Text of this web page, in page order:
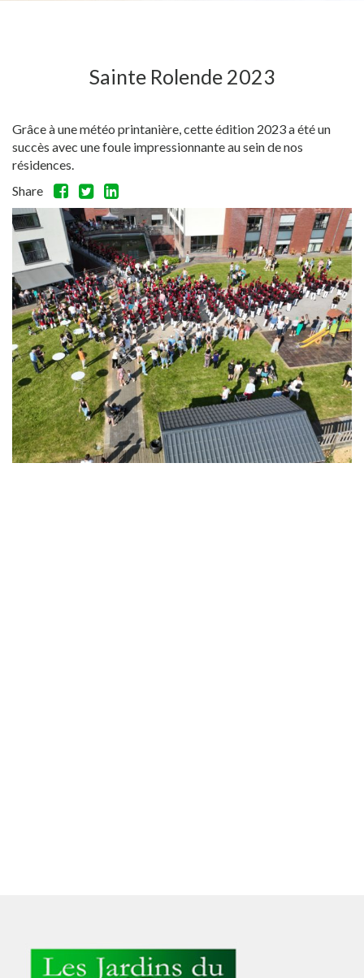
Sainte Rolende 2023
Grâce à une météo printanière, cette édition 2023 a été un
succès avec une foule impressionnante au sein de nos
résidences.
Share